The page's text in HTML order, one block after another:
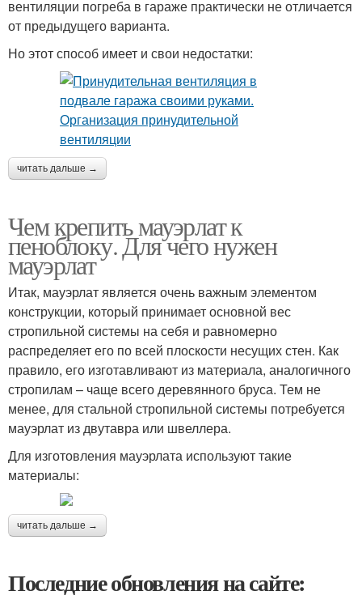
вентиляции погреба в гараже практически не отличается
от предыдущего варианта.
Но этот способ имеет и свои недостатки:
читать дальше →
Чем крепить мауэрлат к
пеноблоку. Для чего нужен
мауэрлат
Итак, мауэрлат является очень важным элементом
конструкции, который принимает основной вес
стропильной системы на себя и равномерно
распределяет его по всей плоскости несущих стен. Как
правило, его изготавливают из материала, аналогичного
стропилам – чаще всего деревянного бруса. Тем не
менее, для стальной стропильной системы потребуется
мауэрлат из двутавра или швеллера.
Для изготовления мауэрлата используют такие
материалы:
читать дальше →
Последние обновления на сайте: